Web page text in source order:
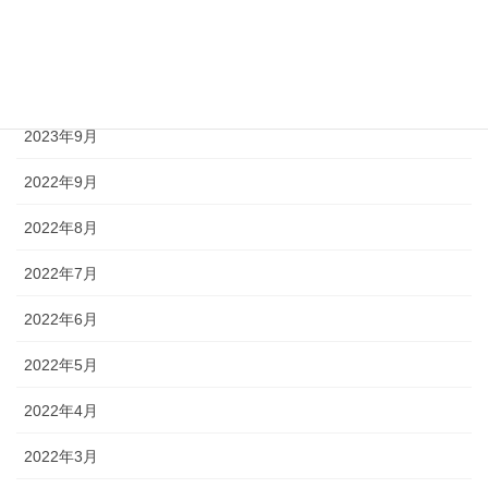
2023年9月
2022年9月
2022年8月
2022年7月
2022年6月
2022年5月
2022年4月
2022年3月